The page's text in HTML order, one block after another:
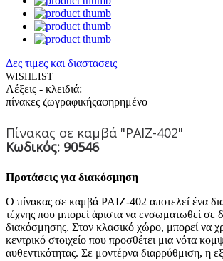
Δες τιμες και διαστασεις
WISHLIST
Λέξεις - κλειδιά:
πίνακες ζωγραφικήςαφηρημένο
Πίνακας σε καμβά "PAIZ-402"
Κωδικός: 90546
Προτάσεις για διακόσμηση
Ο πίνακας σε καμβά PAIZ-402 αποτελεί ένα
τέχνης που μπορεί άριστα να ενσωματωθεί σε
διακόσμησης. Στον κλασικό χώρο, μπορεί να
κεντρικό στοιχείο που προσθέτει μια νότα
αυθεντικότητας. Σε μοντέρνα διαρρύθμιση, η